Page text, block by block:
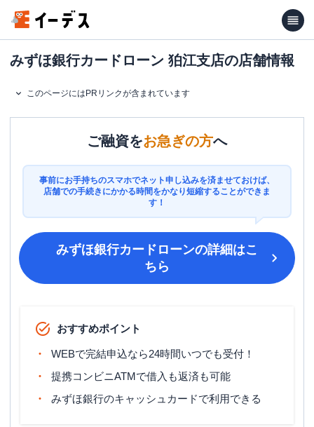
みずほ銀行カードローン 狛江支店の店舗情報
このページにはPRリンクが含まれています
ご融資をお急ぎの方へ
事前にお手持ちのスマホでネット申し込みを済ませておけば、
店舗での手続きにかかる時間をかなり短縮することができま
す！
みずほ銀行カードローンの詳細はこ
ちら
おすすめポイント
WEBで完結申込なら24時間いつでも受付！
提携コンビニATMで借入も返済も可能
みずほ銀行のキャッシュカードで利用できる